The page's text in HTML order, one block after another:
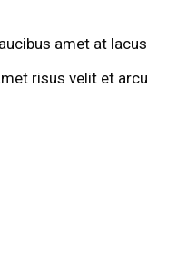
amet at lacus
risus velit et arcu